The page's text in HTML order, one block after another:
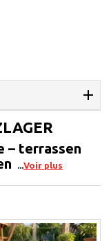
– terrassen
Voir plus